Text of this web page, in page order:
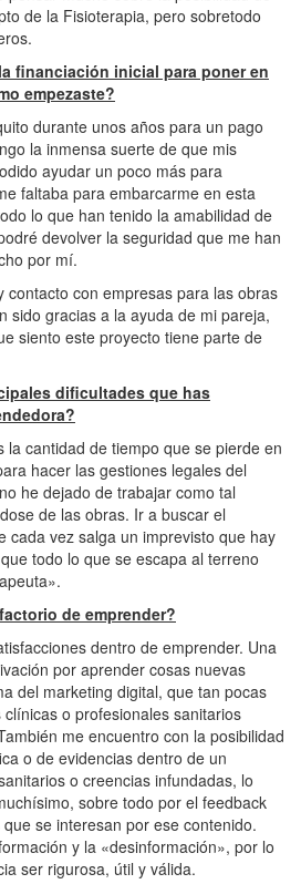
de la Fisioterapia, pero sobretodo
financiación inicial para poner en
empezaste?
durante unos años para un pago
la inmensa suerte de que mis
ayudar un poco más para
faltaba para embarcarme en esta
lo que han tenido la amabilidad de
devolver la seguridad que me han
por mí.
contacto con empresas para las obras
sido gracias a la ayuda de mi pareja,
siento este proyecto tiene parte de
dificultades que has
la cantidad de tiempo que se pierde en
hacer las gestiones legales del
he dejado de trabajar como tal
de las obras. Ir a buscar el
cada vez salga un imprevisto que hay
todo lo que se escapa al terreno
de emprender?
dentro de emprender. Una
por aprender cosas nuevas
del marketing digital, que tan pocas
o profesionales sanitarios
me encuentro con la posibilidad
o de evidencias dentro de un
o creencias infundadas, lo
sobre todo por el feedback
se interesan por ese contenido.
y la «desinformación», por lo
ser rigurosa, útil y válida.